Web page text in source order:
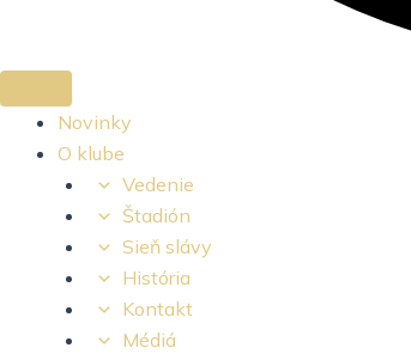
Novinky
O klube
Vedenie
Štadión
Sieň slávy
História
Kontakt
Médiá